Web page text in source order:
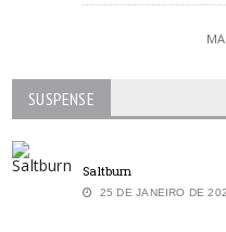
SUSPENSE
Saltburn
25 DE JANEIRO DE